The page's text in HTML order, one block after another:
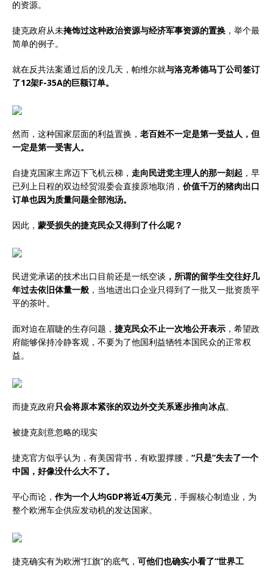
的资源。
捷克政府从未掩饰过这种政治资源与经济军事资源的置换 ，举个最
简单的例子。
就在反共法案通过后的没几天，帕维尔就与洛克希德马丁公司签订
了12架F-35A的巨额订单。
然而，这种国家层面的利益置换， 老百姓不一定是第一受益人，但
一定是第一受害人。
自捷克国家主席迈下飞机云梯， 走向民进党主理人的那一刻起 ，早
已列上日程的双边经贸混委会直接原地取消， 价值千万的猪肉出口
订单也因为质量问题全部泡汤。
因此， 蒙受损失的捷克民众又得到了什么呢？
民进党承诺的技术出口目前还是一纸空谈 ，所谓的留学生交往好几
年过去依旧体量一般 ，当地进出口企业只得到了一批又一批资质平
平的茶叶。
面对迫在眉睫的生存问题， 捷克民众不止一次地公开表示 ，希望政
府能够保持冷静客观，不要为了他国利益牺牲本国民众的正常权
益。
而捷克政府只会将原本紧张的双边外交关系逐步推向冰点。
被捷克刻意忽略的现实
捷克官方似乎认为，有美国背书，有欧盟撑腰， “只是”失去了一个
中国，好像没什么大不了。
平心而论， 作为一个人均GDP将近4万美元 ，手握核心制造业，为
整个欧洲车企供应发动机的发达国家。
捷克确实有为欧洲“扛旗”的底气， 可他们也确实小看了“世界工